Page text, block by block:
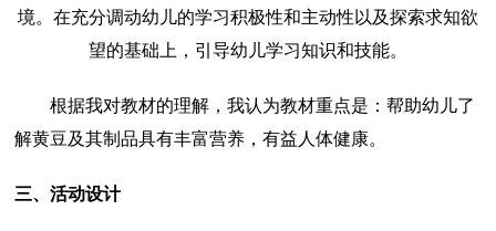
境。在充分调动幼儿的学习积极性和主动性以及探索求知欲
望的基础上，引导幼儿学习知识和技能。
根据我对教材的理解，我认为教材重点是：帮助幼儿了
解黄豆及其制品具有丰富营养，有益人体健康。
三、活动设计